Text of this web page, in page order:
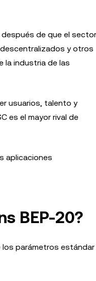
después de que el sector
y otros
la industria de las
usuarios, talento y
es el mayor rival de
aplicaciones
BEP-20?
los parámetros